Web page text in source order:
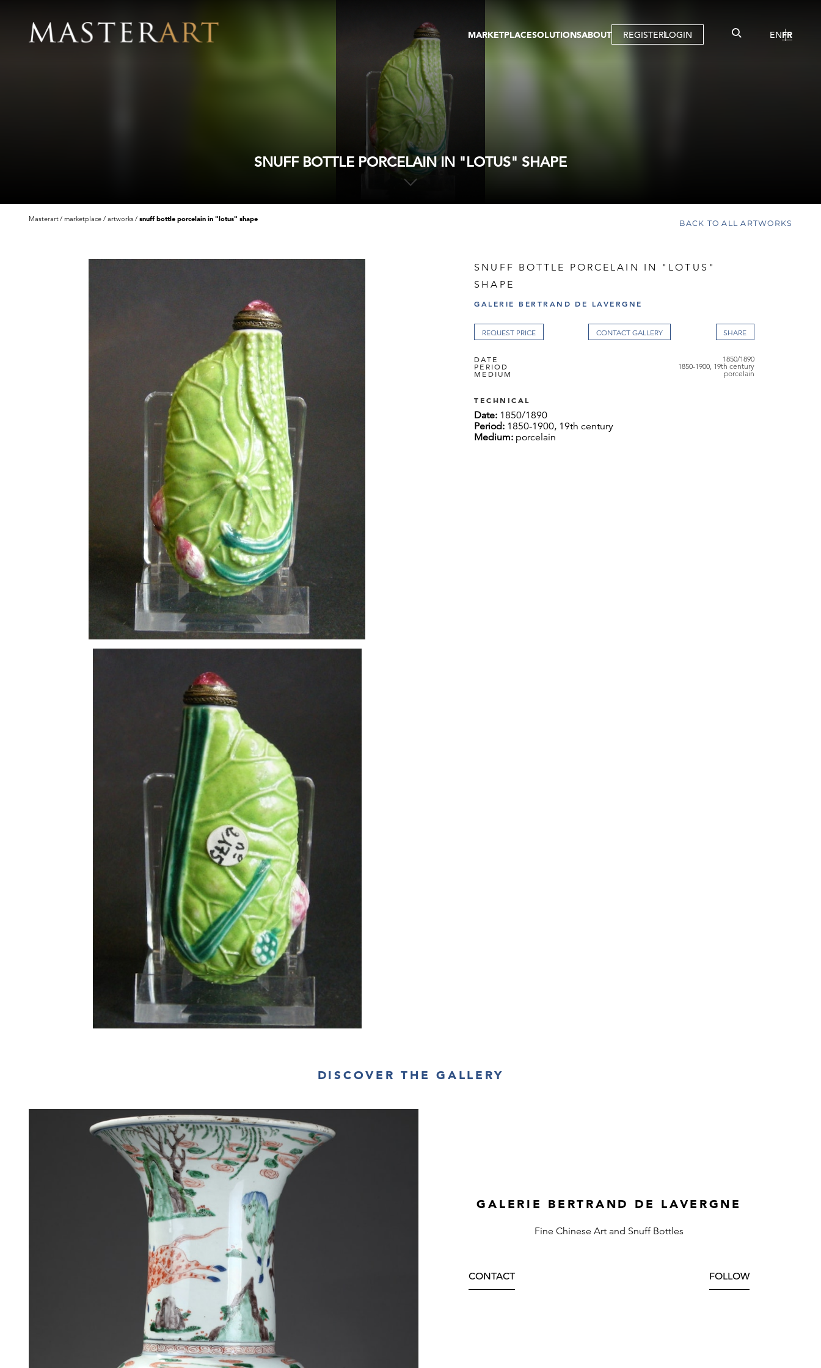
MARKETPLACESOLUTIONSABOUT REGISTERLOGIN ENFR
SNUFF BOTTLE PORCELAIN IN "LOTUS" SHAPE
Masterart marketplace artworks snuff bottle porcelain in "lotus" shape BACK TO ALL ARTWORKS
SNUFF BOTTLE PORCELAIN IN "LOTUS"
SHAPE
GALERIE BERTRAND DE LAVERGNE
REQUEST PRICE CONTACT GALLERY
DATE 1850/1890
PERIOD 1850-1900, 19th century
MEDIUM porcelain
TECHNICAL
Date: 1850/1890
Period: 1850-1900, 19th century
Medium: porcelain
DISCOVER THE GALLERY
GALERIE BERTRAND DE LAVERGNE
Fine Chinese Art and Snuff Bottles
CONTACT FOLLOW